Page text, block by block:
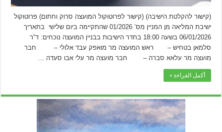
(קישור להקלטת הישיבה) (קישור לפרוטוקול המועצה סרוק וחתום) פרוטוקול
ישיבת המליאה מן המניין מס’ 01/2026 שהתקיימה ביום שלישי בתאריך
06/01/2026 בשעה 18:00 בחדר הישיבות בבניין המועצה נוכחים: ד”ר
סלמאן בטחיש – ראש המועצה מר מואפק עבד אלולי – חבר
מועצה מר עלאא סברה – חבר מועצה מר עלי אבו סעדה …
أكمل القراءة »